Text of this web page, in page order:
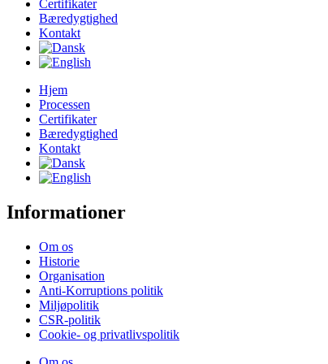
Certifikater
Bæredygtighed
Kontakt
Hjem
Processen
Certifikater
Bæredygtighed
Kontakt
Informationer
Om os
Historie
Organisation
Anti-Korruptions politik
Miljøpolitik
CSR-politik
Cookie- og privatlivspolitik